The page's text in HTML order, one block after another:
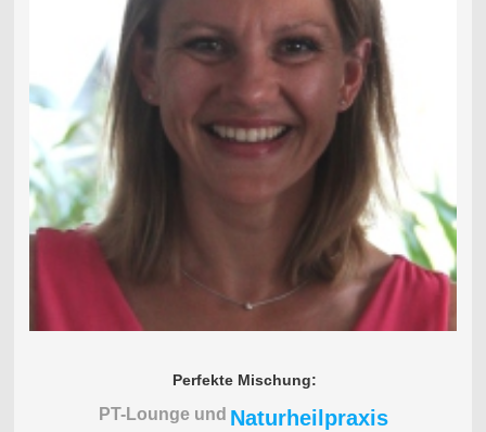
Perfekte Mischung:
PT-Lounge und Naturheilpraxis